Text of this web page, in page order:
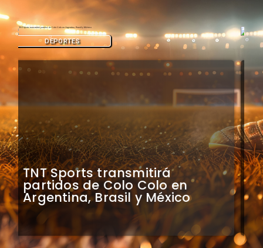
Mauricio Pinilla compara a
Colo Colo con Real Madrid de
Sudamérica
DEPORTES